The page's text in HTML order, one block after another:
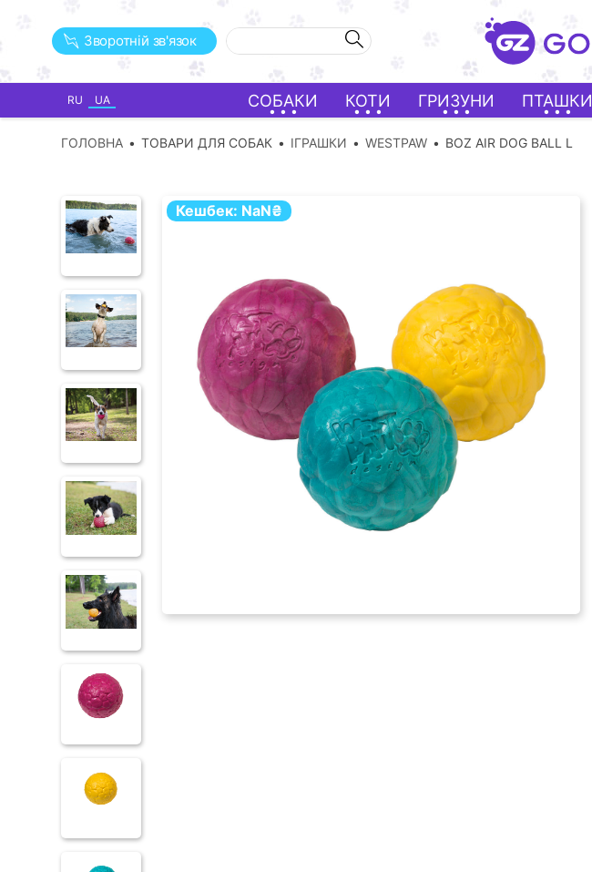
Зворотній зв'язок
RU UA СОБАКИ КОТИ ГРИЗУНИ ПТАШКИ
ГОЛОВНА ТОВАРИ ДЛЯ СОБАК ІГРАШКИ WESTPAW BOZ AIR DOG BALL L
Кешбек: NaN₴